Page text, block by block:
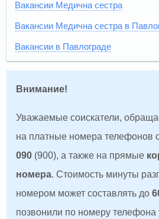
Вакансии Медична сестра
Вакансии Медична сестра в
Вакансии в Павлограде
Внимание!
Уважаемые соискатели,
на платные номера телефонов
090 (900), а также на прямые
номера. Стоимость минуты
номером может составлять до
позвонили по номеру телефона